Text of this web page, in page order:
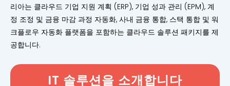
리아는 클라우드 기업 지원 계획 (ERP), 기업 성과 관리 (EPM), 계
정 조정 및 금융 마감 과정 자동화, 사내 금융 통합, 스택 통합 및 워
크플로우 자동화 플랫폼을 포함하는 클라우드 솔루션 패키지를 제
공합니다.
IT 솔루션을 소개합니다